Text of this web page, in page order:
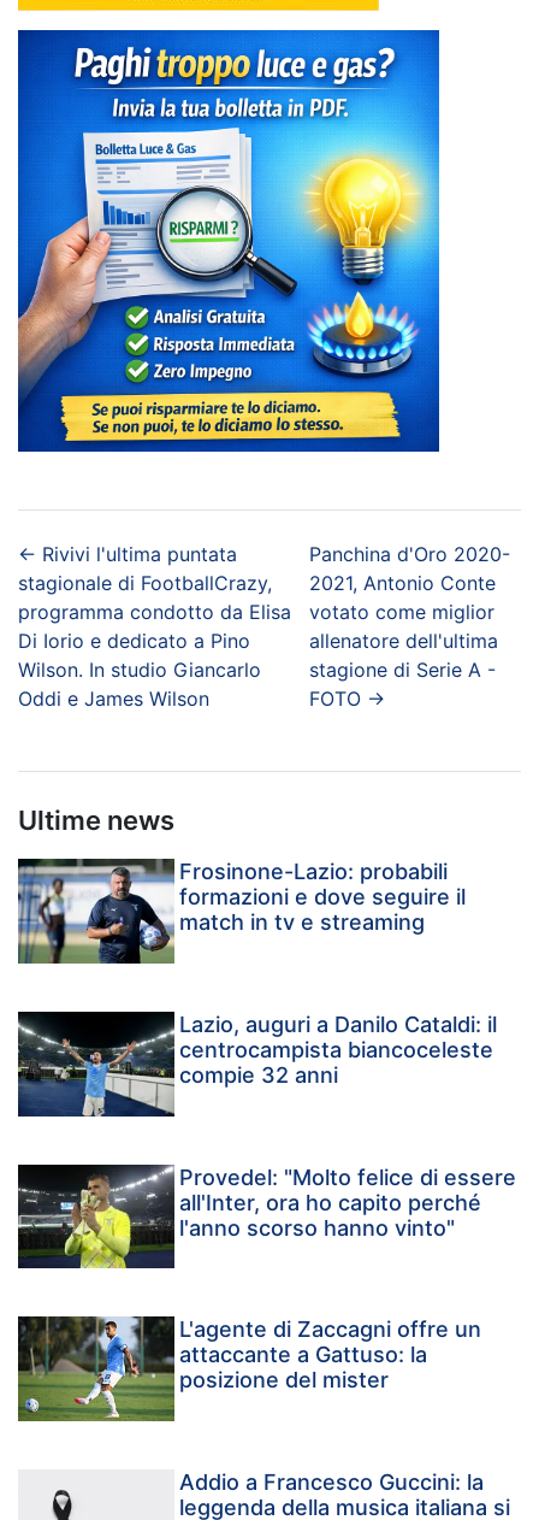
← Rivivi l'ultima puntata
stagionale di FootballCrazy,
programma condotto da Elisa
Di Iorio e dedicato a Pino
Wilson. In studio Giancarlo
Oddi e James Wilson
Panchina d'Oro 2020-
2021, Antonio Conte
votato come miglior
allenatore dell'ultima
stagione di Serie A -
FOTO →
Ultime news
Frosinone-Lazio: probabili
formazioni e dove seguire il
match in tv e streaming
Lazio, auguri a Danilo Cataldi: il
centrocampista biancoceleste
compie 32 anni
Provedel: "Molto felice di essere
all'Inter, ora ho capito perché
l'anno scorso hanno vinto"
L'agente di Zaccagni offre un
attaccante a Gattuso: la
posizione del mister
Addio a Francesco Guccini: la
leggenda della musica italiana si